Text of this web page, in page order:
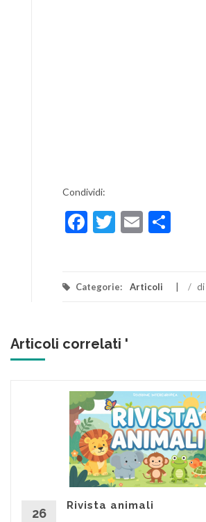
Condividi:
Facebook
Twitter
Email
Categorie: Articoli / di
Articoli correlati '
26
Rivista animali